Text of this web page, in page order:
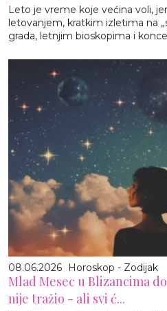
Leto je vreme koje većina voli,
letovanjem, kratkim izletima na
grada, letnjim bioskopima i
08.06.2026 Horoskop - Zodijak
Mlad Mesec u Blizancima
nije tražio - ali svi ć...